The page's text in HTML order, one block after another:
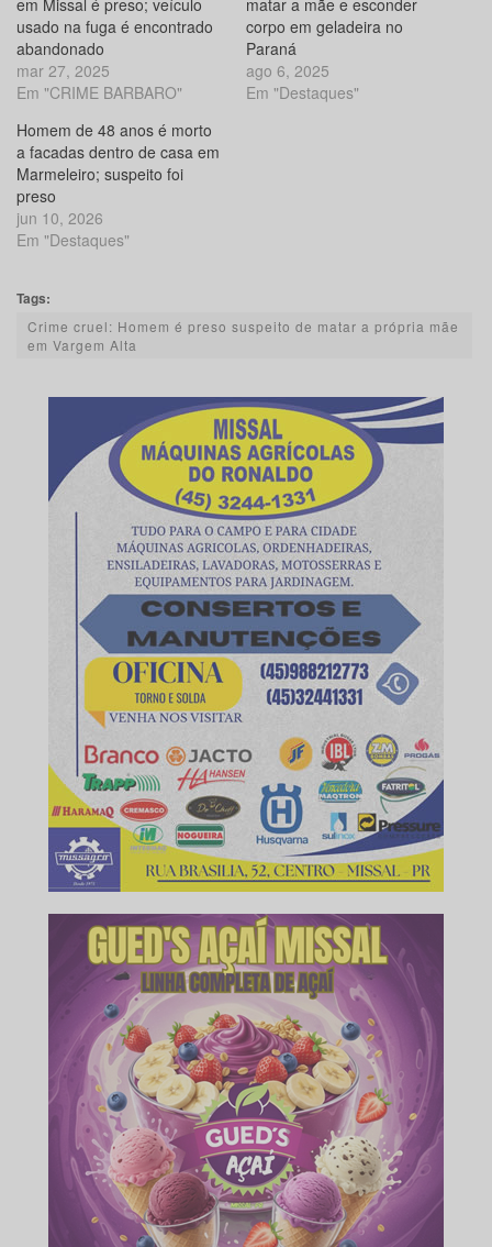
em Missal é preso; veículo
usado na fuga é encontrado
abandonado
mar 27, 2025
Em "CRIME BARBARO"
matar a mãe e esconder
corpo em geladeira no
Paraná
ago 6, 2025
Em "Destaques"
Homem de 48 anos é morto
a facadas dentro de casa em
Marmeleiro; suspeito foi
preso
jun 10, 2026
Em "Destaques"
Tags:
Crime cruel: Homem é preso suspeito de matar a própria mãe
em Vargem Alta